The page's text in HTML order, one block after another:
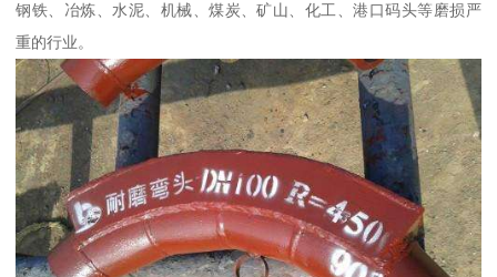
钢铁、冶炼、水泥、机械、煤炭、矿山、化工、港口码头等磨损严
重的行业。